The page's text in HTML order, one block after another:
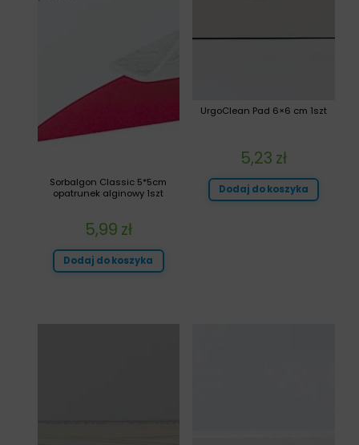
UrgoClean Pad 6×6 cm 1szt
5,23 zł
Dodaj do koszyka
Sorbalgon Classic 5*5cm
opatrunek alginowy 1szt
5,99 zł
Dodaj do koszyka